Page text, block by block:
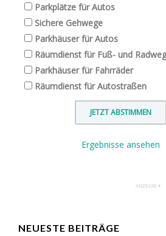
Parkplätze für Autos
Sichere Gehwege
Parkhäuser für Autos
Räumdienst für Fuß- und
Parkhäuser für Fahrräder
Räumdienst für Autostraßen
Ergebnisse ansehen
NEUESTE BEITRÄGE